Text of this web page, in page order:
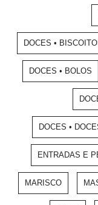
DOCES •
DOCES • BOLOS
DOCES •
ENTRADAS E
MARISCO